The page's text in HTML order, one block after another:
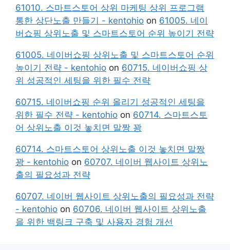
61010. 스마트스토어 상위 마케팅 상위 프로그램
통한 상단노출 만들기 - kentohio on 61005. 네이
버쇼핑 상위노출 및 스마트스토어 순위 높이기 전략
61005. 네이버쇼핑 상위노출 및 스마트스토어 순위
높이기 전략 - kentohio on 60715. 네이버쇼핑 상
위 성공적인 세팅을 위한 필수 전략
60715. 네이버쇼핑 순위 올리기 성공적인 세팅을
위한 필수 전략 - kentohio on 60714. 스마트스토
어 상위노출 이것 놓치면 말짱 꽝
60714. 스마트스토어 상위노출 이것 놓치면 말짱
꽝 - kentohio on 60707. 네이버 웹사이트 상위노
출의 필요성과 전략
60707. 네이버 웹사이트 상위노출의 필요성과 전략
- kentohio on 60706. 네이버 웹사이트 상위노출
을 위한 백링크 구축 및 사용자 경험 개선